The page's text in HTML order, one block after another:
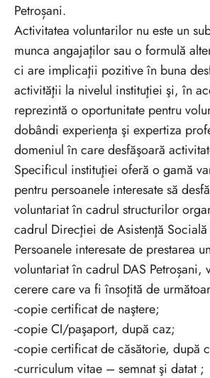
Petroșani.
Activitatea voluntarilor nu este un
munca angajaţilor sau o formulă
ci are implicaţii pozitive în buna
activităţii la nivelul instituţiei şi, în
reprezintă o oportunitate pentru
dobândi experienţa şi expertiza
domeniul în care desfăşoară
Specificul instituţiei oferă o gamă
pentru persoanele interesate să
voluntariat în cadrul structurilor
cadrul Direcţiei de Asistenţă Socială
Persoanele interesate de prestarea
voluntariat în cadrul DAS Petroșani,
cerere care va fi însoţită de
-copie certificat de naştere;
-copie CI/paşaport, după caz;
-copie certificat de căsătorie, după
-curriculum vitae – semnat şi datat ;